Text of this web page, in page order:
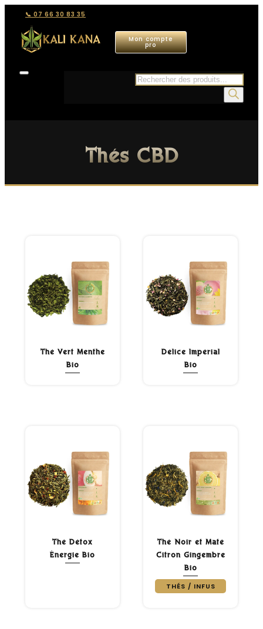
📞 07 66 30 83 35
Mon compte
pro
Recherche
Thés CBD
Thé Vert Menthe
Bio
Délice Impérial
Bio
Thé Détox
Énergie Bio
Thé Noir et Maté
Citron Gingembre
Bio
THÉS / INFUS